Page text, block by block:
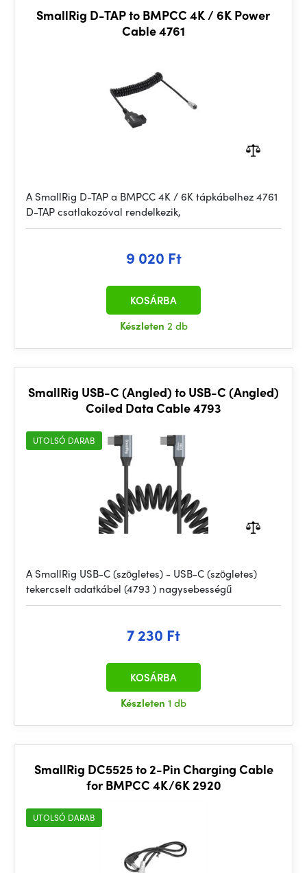
SmallRig D-TAP to BMPCC 4K / 6K Power
Cable 4761
A SmallRig D-TAP a BMPCC 4K / 6K tápkábelhez 4761
D-TAP csatlakozóval rendelkezik,
9 020 Ft
Készleten 2 db
KOSÁRBA
SmallRig USB-C (Angled) to USB-C (Angled)
Coiled Data Cable 4793
UTOLSÓ DARAB
A SmallRig USB-C (szögletes) - USB-C (szögletes)
tekercselt adatkábel (4793 ) nagysebességű
7 230 Ft
Készleten 1 db
KOSÁRBA
SmallRig DC5525 to 2-Pin Charging Cable
for BMPCC 4K/6K 2920
UTOLSÓ DARAB